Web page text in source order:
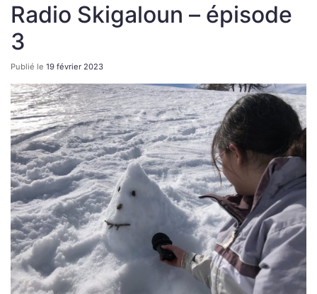
Radio Skigaloun – épisode
3
Publié le 19 février 2023